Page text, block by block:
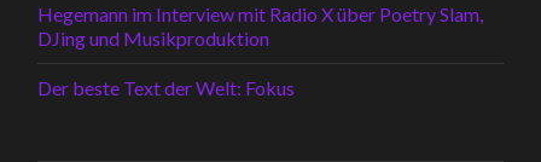
Hegemann im Interview mit Radio X über Poetry Slam,
DJing und Musikproduktion
Der beste Text der Welt: Fokus